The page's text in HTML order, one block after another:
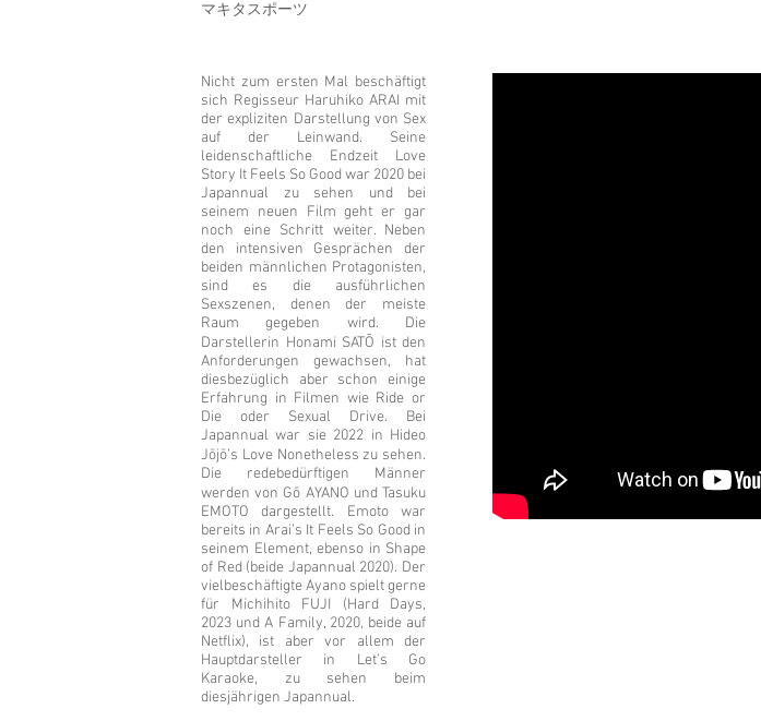
マキタスポーツ
Nicht zum ersten Mal beschäftigt
sich Regisseur Haruhiko ARAI mit
der expliziten Darstellung von Sex
auf der Leinwand. Seine
leidenschaftliche Endzeit Love
Story It Feels So Good war 2020 bei
Japannual zu sehen und bei
seinem neuen Film geht er gar
noch eine Schritt weiter. Neben
den intensiven Gesprächen der
beiden männlichen Protagonisten,
sind es die ausführlichen
Sexszenen, denen der meiste
Raum gegeben wird. Die
Darstellerin Honami SATŌ ist den
Anforderungen gewachsen, hat
diesbezüglich aber schon einige
Erfahrung in Filmen wie Ride or
Die oder Sexual Drive. Bei
Japannual war sie 2022 in Hideo
Jōjō’s Love Nonetheless zu sehen.
Die redebedürftigen Männer
werden von Gō AYANO und Tasuku
EMOTO dargestellt. Emoto war
bereits in Arai’s It Feels So Good in
seinem Element, ebenso in Shape
of Red (beide Japannual 2020). Der
vielbeschäftigte Ayano spielt gerne
für Michihito FUJI (Hard Days,
2023 und A Family, 2020, beide auf
Netflix), ist aber vor allem der
Hauptdarsteller in Let’s Go
Karaoke, zu sehen beim
diesjährigen Japannual.